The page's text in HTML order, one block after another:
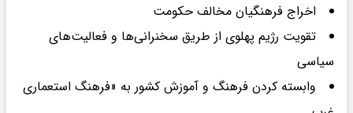
اخراج فرهنگیان مخالف حکومت
تقویت رژیم پهلوی از طریق سخنرانی‌ها و فعالیت‌های
سیاسی
وابسته کردن فرهنگ و آموزش کشور به «فرهنگ استعماری